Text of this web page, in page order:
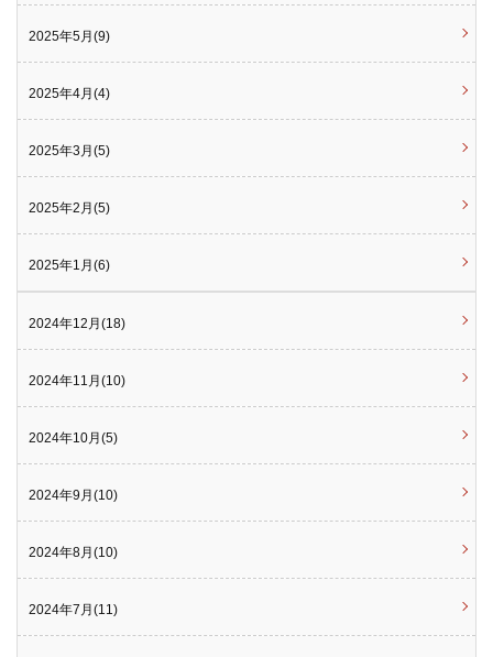
2025年5月(9)
2025年4月(4)
2025年3月(5)
2025年2月(5)
2025年1月(6)
2024年12月(18)
2024年11月(10)
2024年10月(5)
2024年9月(10)
2024年8月(10)
2024年7月(11)